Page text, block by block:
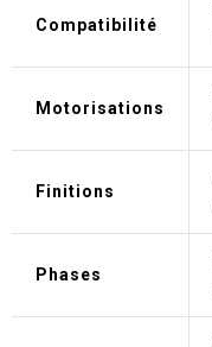
Compatibilité
Motorisations
Finitions
Phases